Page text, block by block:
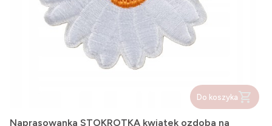
Do koszyka
Naprasowanka STOKROTKA kwiatek ozdoba na